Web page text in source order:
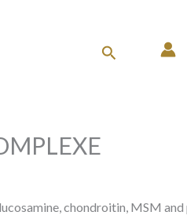
Search
chondroitin, MSM and